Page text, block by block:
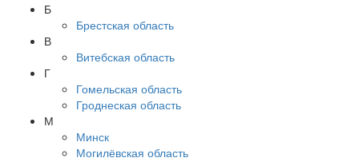
Б
Брестская область
В
Витебская область
Г
Гомельская область
Гроднеская область
М
Минск
Могилёвская область